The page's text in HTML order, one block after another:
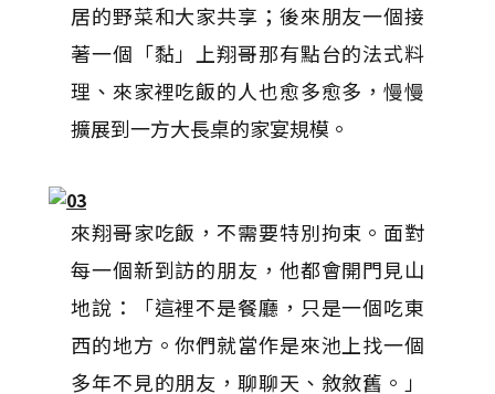
居的野菜和大家共享；後來朋友一個接
著一個「黏」上翔哥那有點台的法式料
理、來家裡吃飯的人也愈多愈多，慢慢
擴展到一方大長桌的家宴規模。
來翔哥家吃飯，不需要特別拘束。面對
每一個新到訪的朋友，他都會開門見山
地說：「這裡不是餐廳，只是一個吃東
西的地方。你們就當作是來池上找一個
多年不見的朋友，聊聊天、敘敘舊。」